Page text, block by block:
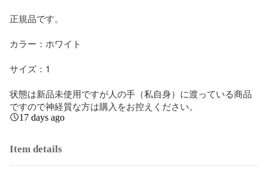
正規品です。
カラー：ホワイト
サイズ：1
状態は新品未使用ですが人の手（私自身）に渡っている商品
ですので神経質な方は購入をお控えください。
17 days ago
Item details